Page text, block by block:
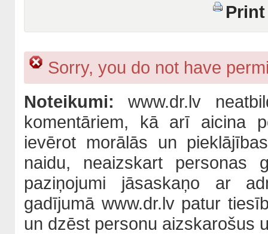
Sorry, you do not have
Noteikumi:www.dr.lv
komentāriem, kā arī aicina
ievērot morālās un
naidu, neaizskart personas
paziņojumi jāsaskaņo ar
gadījumā www.dr.lv patur
un dzēst personu aizskarošus